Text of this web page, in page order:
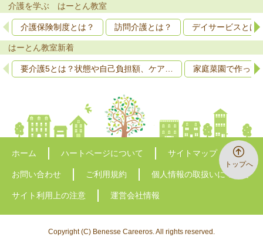
トップへ
介護を学ぶ はーとん教室
介護保険制度とは？ 訪問介護とは？ デイサービスとは
はーとん教室新着
要介護5とは？状態や自己負担額、ケア… 家庭菜園で作っ
ホーム ハートページについて サイトマップ
お問い合わせ ご利用規約 個人情報の取扱いについて
サイト利用上の注意 運営会社情報
Copyright (C) Benesse Careeros. All rights reserved.